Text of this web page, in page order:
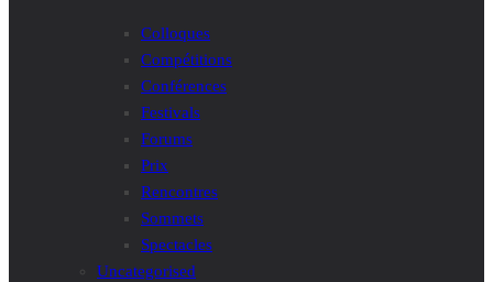
Colloques
Compétitions
Conférences
Festivals
Forums
Prix
Rencontres
Sommets
Spectacles
Uncategorised